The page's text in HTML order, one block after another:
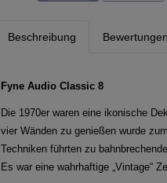
Beschreibung Bewertungen
Fyne Audio Classic 8
Die 1970er waren eine ikonische
vier Wänden zu genießen wurde
Techniken führten zu
Es war eine wahrhaftige „Vintage“